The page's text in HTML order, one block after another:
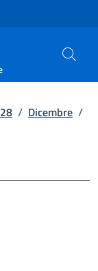
/ Dicembre /